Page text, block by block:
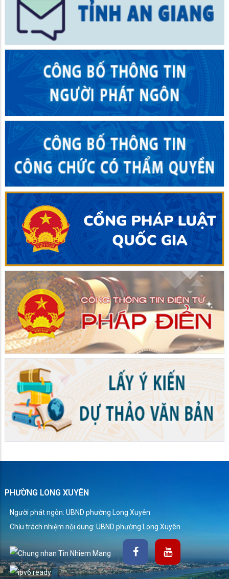
PHƯỜNG LONG XUYÊN
Người phát ngôn: UBND phường Long Xuyên
Chịu trách nhiệm nội dung: UBND phường Long Xuyên